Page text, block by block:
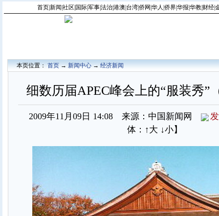
首页|新闻 社区 国际|军事|法治|港澳 台湾|侨网 华人 侨界|华报 华教| 财经|
本页位置：首页→新闻中心→经济新闻
细数历届APEC峰会上的“服装秀”
2009年11月09日 14:08 来源：中国新闻网
体： ↑大 ↓小】